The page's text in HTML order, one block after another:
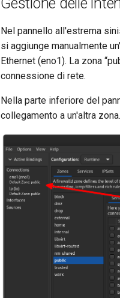
Gestione delle
Nel pannello all'estrema
si aggiunge manualmente
Ethernet (eno1). La zona
connessione di rete.
Nella parte inferiore del
collegamento a un'altra